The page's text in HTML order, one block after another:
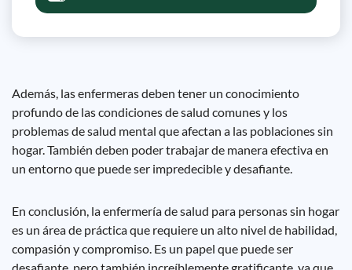
Además, las enfermeras deben tener un conocimiento
profundo de las condiciones de salud comunes y los
problemas de salud mental que afectan a las poblaciones sin
hogar. También deben poder trabajar de manera efectiva en
un entorno que puede ser impredecible y desafiante.
En conclusión, la enfermería de salud para personas sin hogar
es un área de práctica que requiere un alto nivel de habilidad,
compasión y compromiso. Es un papel que puede ser